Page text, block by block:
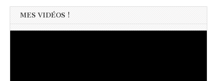
MES VIDÉOS !